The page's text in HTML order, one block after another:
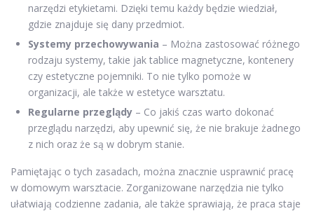
narzędzi etykietami. Dzięki temu każdy będzie wiedział,
gdzie znajduje się dany przedmiot.
Systemy przechowywania – Można zastosować różnego
rodzaju systemy, takie jak tablice magnetyczne, kontenery
czy estetyczne pojemniki. To nie tylko pomoże w
organizacji, ale także w estetyce warsztatu.
Regularne przeglądy – Co jakiś czas warto dokonać
przeglądu narzędzi, aby upewnić się, że nie brakuje żadnego
z nich oraz że są w dobrym stanie.
Pamiętając o tych zasadach, można znacznie usprawnić pracę
w domowym warsztacie. Zorganizowane narzędzia nie tylko
ułatwiają codzienne zadania, ale także sprawiają, że praca staje